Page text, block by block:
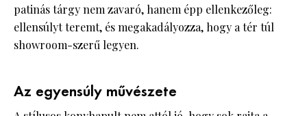
patinás tárgy nem zavaró, hanem épp ellenkezőleg:
ellensúlyt teremt, és megakadályozza, hogy a tér túl
showroom-szerű legyen.
Az egyensúly művészete